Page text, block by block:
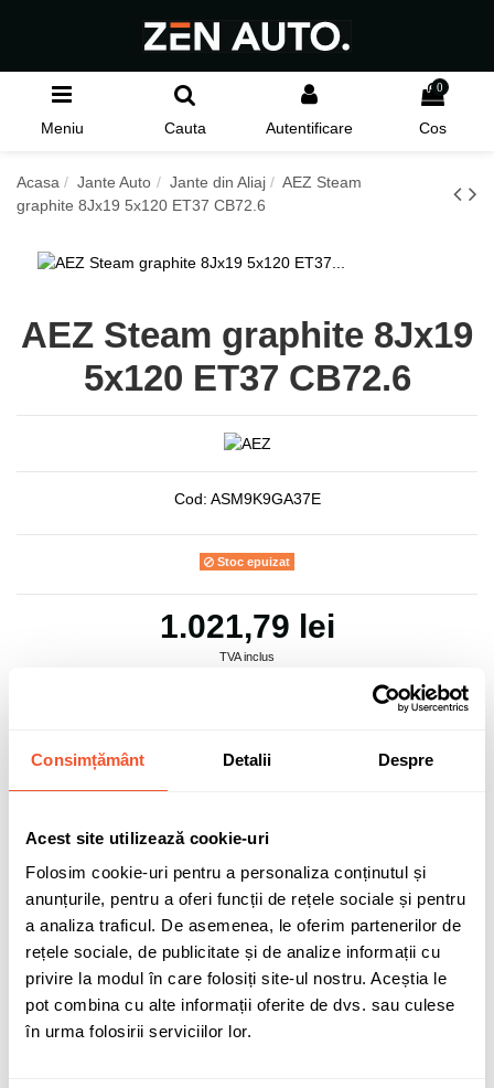
Consimțământ Detalii Despre
Acest site utilizează cookie-uri
Folosim cookie-uri pentru a personaliza conținutul și
anunțurile, pentru a oferi funcții de rețele sociale și pentru
a analiza traficul. De asemenea, le oferim partenerilor de
rețele sociale, de publicitate și de analize informații cu
privire la modul în care folosiți site-ul nostru. Aceștia le
pot combina cu alte informații oferite de dvs. sau culese
în urma folosirii serviciilor lor.
Meniu Cauta Autentificare
0
Cos
Acasa Jante Auto Jante din Aliaj
AEZ Steam
graphite 8Jx19 5x120 ET37 CB72.6
AEZ Steam graphite 8Jx19
5x120 ET37 CB72.6
Cod: ASM9K9GA37E
Stoc epuizat
1.021,79 lei
TVA inclus
Sunt de acord cupolitica de confidentialitatea datelor cu
caracter personal.